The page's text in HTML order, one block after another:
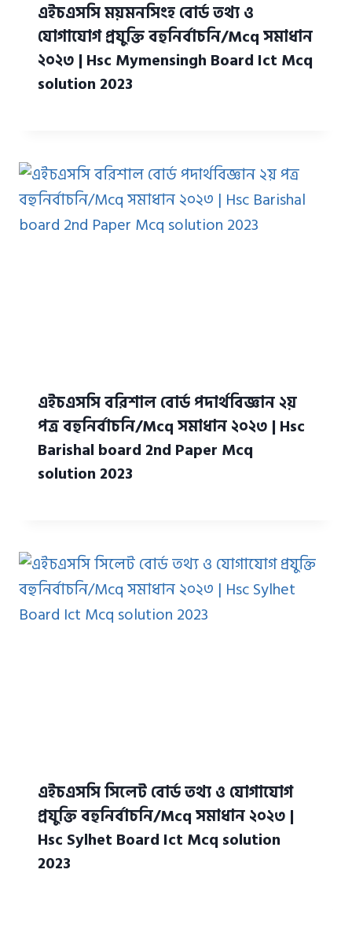
এইচএসসি ময়মনসিংহ বোর্ড তথ্য ও
যোগাযোগ প্রযুক্তি বহুনির্বাচনি/Mcq সমাধান
২০২৩ | Hsc Mymensingh Board Ict Mcq
solution 2023
এইচএসসি বরিশাল বোর্ড পদার্থবিজ্ঞান ২য়
পত্র বহুনির্বাচনি/Mcq সমাধান ২০২৩ | Hsc
Barishal board 2nd Paper Mcq
solution 2023
এইচএসসি সিলেট বোর্ড তথ্য ও যোগাযোগ
প্রযুক্তি বহুনির্বাচনি/Mcq সমাধান ২০২৩ |
Hsc Sylhet Board Ict Mcq solution
2023